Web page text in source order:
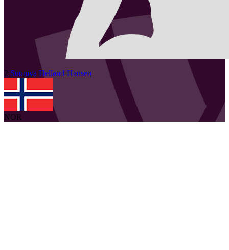
2 Sunniva Helland-Hansen
NOR